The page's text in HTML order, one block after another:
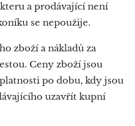
a prodávající není
se nepoužije.
zboží a nákladů za
Ceny zboží jsou
po dobu, kdy jsou
uzavřít kupní